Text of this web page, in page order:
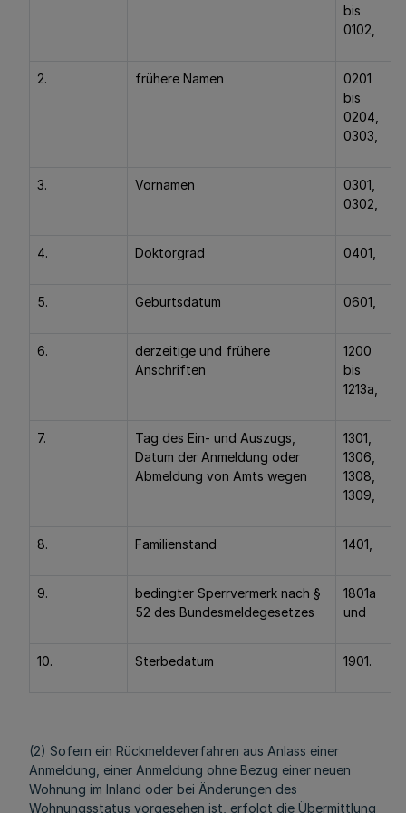
bis
0102,
2. frühere Namen
0201
bis
0204,
0303,
3. Vornamen
0301,
0302,
4. Doktorgrad 0401,
5. Geburtsdatum 0601,
6.
derzeitige und frühere
Anschriften
1200
bis
1213a,
7.
Tag des Ein- und Auszugs,
Datum der Anmeldung oder
Abmeldung von Amts wegen
1301,
1306,
1308,
1309,
8. Familienstand 1401,
9.
bedingter Sperrvermerk nach §
52 des Bundesmeldegesetzes
1801a
und
10. Sterbedatum 1901.
(2) Sofern ein Rückmeldeverfahren aus Anlass einer
Anmeldung, einer Anmeldung ohne Bezug einer neuen
Wohnung im Inland oder bei Änderungen des
Wohnungsstatus vorgesehen ist, erfolgt die Übermittlung